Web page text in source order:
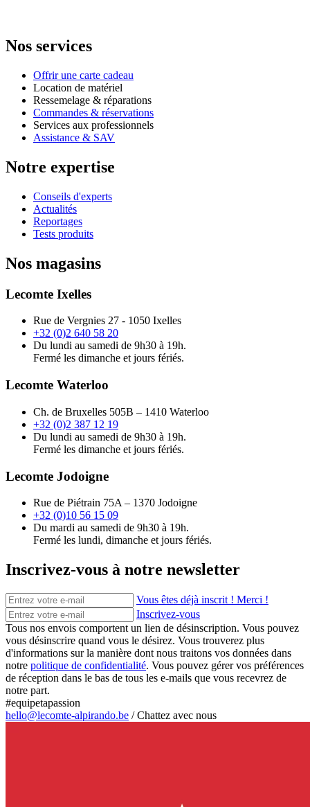
Nos services
Offrir une carte cadeau
Location de matériel
Ressemelage & réparations
Commandes & réservations
Services aux professionnels
Assistance & SAV
Notre expertise
Conseils d'experts
Actualités
Reportages
Tests produits
Nos magasins
Lecomte Ixelles
Rue de Vergnies 27 - 1050 Ixelles
+32 (0)2 640 58 20
Du lundi au samedi de 9h30 à 19h.
Fermé les dimanche et jours fériés.
Lecomte Waterloo
Ch. de Bruxelles 505B – 1410 Waterloo
+32 (0)2 387 12 19
Du lundi au samedi de 9h30 à 19h.
Fermé les dimanche et jours fériés.
Lecomte Jodoigne
Rue de Piétrain 75A – 1370 Jodoigne
+32 (0)10 56 15 09
Du mardi au samedi de 9h30 à 19h.
Fermé les lundi, dimanche et jours fériés.
Inscrivez-vous à notre newsletter
Vous êtes déjà inscrit ! Merci !
Inscrivez-vous
Tous nos envois comportent un lien de désinscription. Vous pouvez
vous désinscrire quand vous le désirez. Vous trouverez plus
d'informations sur la manière dont nous traitons vos données dans
notre politique de confidentialité. Vous pouvez gérer vos préférences
de réception dans le bas de tous les e-mails que vous recevrez de
notre part.
#equipetapassion
hello@lecomte-alpirando.be /Chattez avec nous